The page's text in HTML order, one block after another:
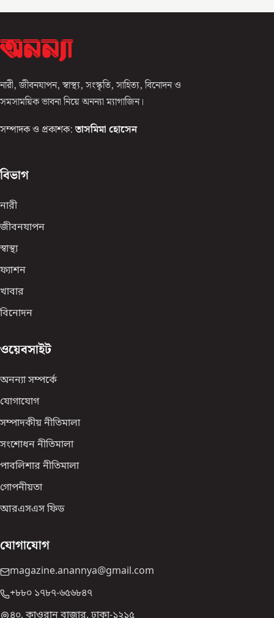
নারী, জীবনযাপন, স্বাস্থ্য, সংস্কৃতি, সাহিত্য, বিনোদন ও
সমসাময়িক ভাবনা নিয়ে অনন্যা ম্যাগাজিন।
সম্পাদক ও প্রকাশক: তাসমিমা হোসেন
বিভাগ
নারী
জীবনযাপন
স্বাস্থ্য
ফ্যাশন
খাবার
বিনোদন
ওয়েবসাইট
অনন্যা সম্পর্কে
যোগাযোগ
সম্পাদকীয় নীতিমালা
সংশোধন নীতিমালা
পাবলিশার নীতিমালা
গোপনীয়তা
আরএসএস ফিড
যোগাযোগ
magazine.anannya@gmail.com
+৮৮০ ১৭৮৭-৬৫৬৮৪৭